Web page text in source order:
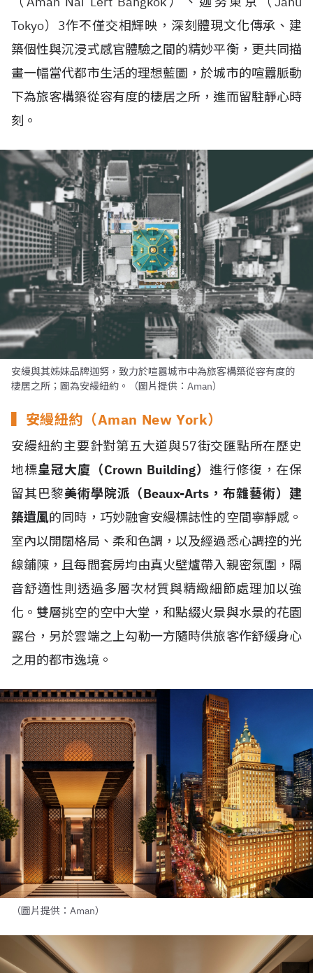
Tokyo）3作不僅交相輝映，深刻體現文化傳承、建
築個性與沉浸式感官體驗之間的精妙平衡，更共同描
畫一幅當代都市生活的理想藍圖，於城市的喧囂脈動
下為旅客構築從容有度的棲居之所，進而留駐靜心時
刻。
安縵與其姊妹品牌迦努，致力於喧囂城市中為旅客構築從容有度的
棲居之所；圖為安縵紐約。（圖片提供：Aman）
▍安縵紐約（Aman New York）
安縵紐約主要針對第五大道與57街交匯點所在歷史
地標皇冠大廈（Crown Building） 進行修復，在保
留其巴黎美術學院派（Beaux-Arts，布雜藝術）建
築遺風的同時，巧妙融會安縵標誌性的空間寧靜感。
室內以開闊格局、柔和色調，以及經過悉心調控的光
線鋪陳，且每間套房均由真火壁爐帶入親密氛圍，隔
音舒適性則透過多層次材質與精緻細節處理加以強
化。雙層挑空的空中大堂，和點綴火景與水景的花園
露台，另於雲端之上勾勒一方隨時供旅客作舒緩身心
之用的都市逸境。
（圖片提供：Aman）